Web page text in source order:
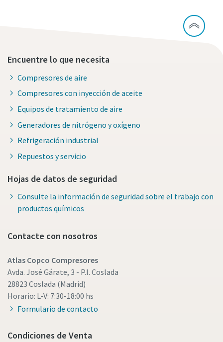
Encuentre lo que necesita
Compresores de aire
Compresores con inyección de aceite
Equipos de tratamiento de aire
Generadores de nitrógeno y oxígeno
Refrigeración industrial
Repuestos y servicio
Hojas de datos de seguridad
Consulte la información de seguridad sobre el trabajo con
productos químicos
Contacte con nosotros
Atlas Copco Compresores
Avda. José Gárate, 3 - P.I. Coslada
28823 Coslada (Madrid)
Horario: L-V: 7:30-18:00 hs
Formulario de contacto
Condiciones de Venta